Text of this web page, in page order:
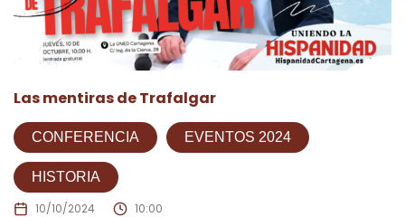
Las mentiras de Trafalgar
CONFERENCIA EVENTOS 2024
HISTORIA
10/10/2024 10:00